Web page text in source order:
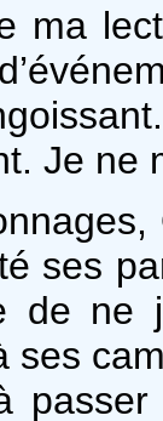
ma
Je ne
ses
de ne
ses